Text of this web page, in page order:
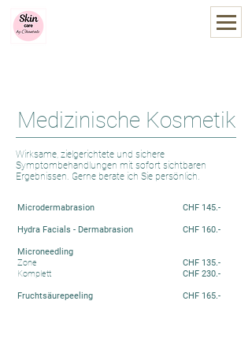
Medizinische Kosmetik
Wirksame, zielgerichtete und sichere
Symptombehandlungen mit sofort sichtbaren
Ergebnissen.​ Gerne berate ich Sie persönlich.
Microdermabrasion
Hydra Facials - Dermabrasion
Microneedling
Zone
Komplett
Fruchtsäurepeeling
CHF 145.-
CHF 160.-
CHF 135.-
CHF 230.-
CHF 165.-